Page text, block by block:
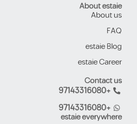
About estaie
About us
FAQ
estaie Blog
estaie Career
Contact us
+97143316080
+97143316080
estaie everywhere